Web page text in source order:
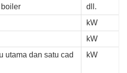
dll.
kW
kW
utama dan satu cad
kW